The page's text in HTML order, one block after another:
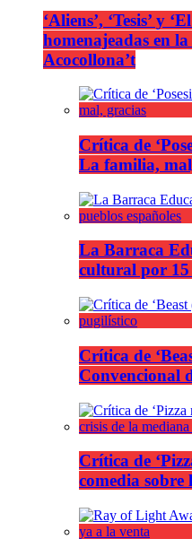
‘Aliens’, ‘Tesis’ y
homenajeadas en
Acocollona’t
Crítica de
La familia,
La Barraca
cultural por 15
Crítica de
Convencional
Crítica de
comedia sobre